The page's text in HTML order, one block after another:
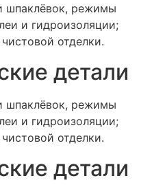
шпаклёвок, режимы
и гидроизоляции;
отделки.
детали
шпаклёвок, режимы
и гидроизоляции;
отделки.
детали